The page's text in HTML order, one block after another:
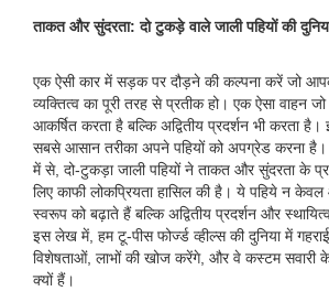
ताकत और सुंदरता: दो टुकड़े वाले जाली पहियों की
एक ऐसी कार में सड़क पर दौड़ने की कल्पना करें जो
व्यक्तित्व का पूरी तरह से प्रतीक हो। एक ऐसा वाहन
आकर्षित करता है बल्कि अद्वितीय प्रदर्शन भी करता
सबसे आसान तरीका अपने पहियों को अपग्रेड करना है।
में से, दो-टुकड़ा जाली पहियों ने ताकत और सुंदरता के
लिए काफी लोकप्रियता हासिल की है। ये पहिये न
स्वरूप को बढ़ाते हैं बल्कि अद्वितीय प्रदर्शन और
इस लेख में, हम टू-पीस फोर्ज्ड व्हील्स की दुनिया में
विशेषताओं, लाभों की खोज करेंगे, और वे कस्टम सवारी के
क्यों हैं।